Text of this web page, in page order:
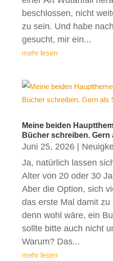
beschlossen, nicht
zu sein. Und habe
gesucht, mir ein...
mehr lesen
Meine beiden
Bücher schreiben.
Juni 25, 2026|
Ja, natürlich lassen
Alter von 20 oder 30
Aber die Option, sich
das erste Mal damit
denn wohl wäre, ein
sollte bitte auch nicht
Warum? Das...
mehr lesen